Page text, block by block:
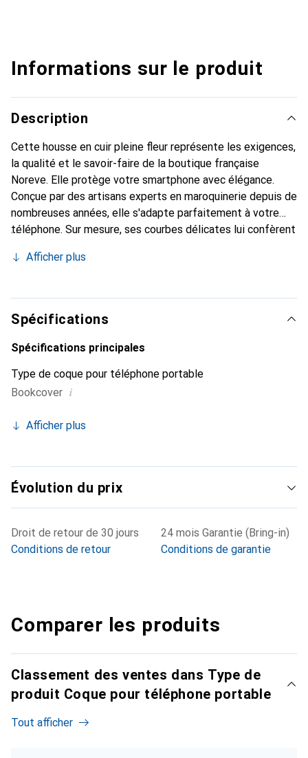
Informations sur le produit
Description
Cette housse en cuir pleine fleur représente les exigences,
la qualité et le savoir-faire de la boutique française
Noreve. Elle protège votre smartphone avec élégance.
Conçue par des artisans experts en maroquinerie depuis de
nombreuses années, elle s'adapte parfaitement à votre
téléphone. Sur mesure, ses courbes délicates lui confèrent
et indispensable pour votre smartphone. Reconnu
marque Noreve est un choix sûr pour une clientèle
exigeante.
Afficher plus
Spécifications
Spécifications principales
Type de coque pour téléphone portable
Bookcover i
Afficher plus
Évolution du prix
Droit de retour de 30 jours
Conditions de retour
24 mois Garantie (Bring-in)
Conditions de garantie
Comparer les produits
Classement des ventes dans Type de
produit Coque pour téléphone portable
Tout afficher